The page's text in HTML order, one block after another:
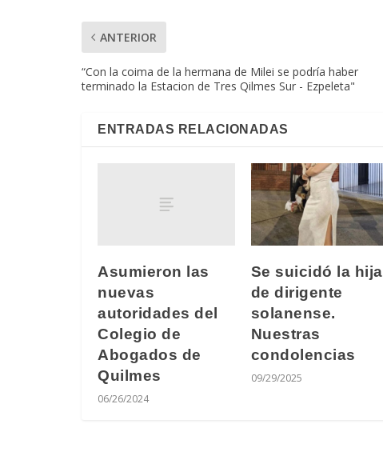
ANTERIOR
“Con la coima de la hermana de Milei se podría haber
terminado la Estacion de Tres Qilmes Sur - Ezpeleta"
ENTRADAS RELACIONADAS
Asumieron las
nuevas
autoridades del
Colegio de
Abogados de
Quilmes
06/26/2024
Se suicidó la hija
de dirigente
solanense.
Nuestras
condolencias
09/29/2025